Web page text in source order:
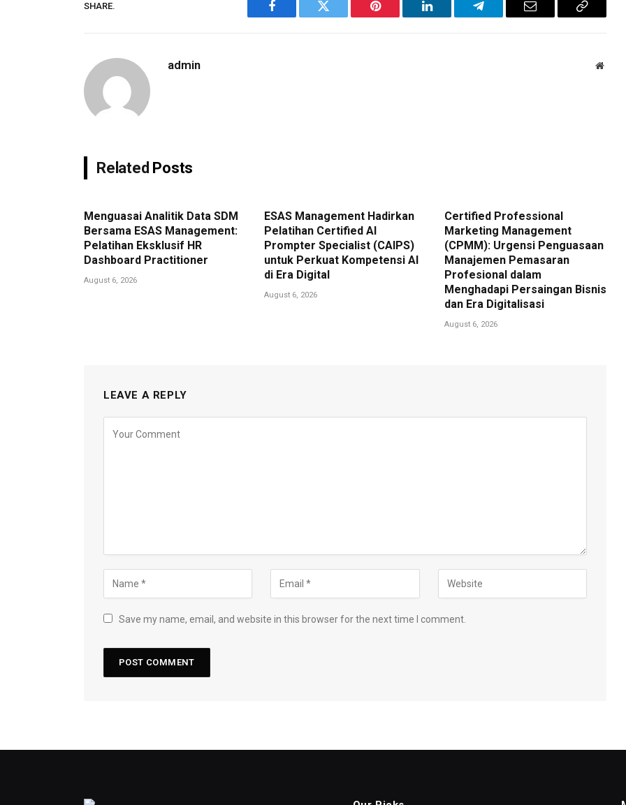
SHARE.
Facebook Twitter Pinterest LinkedIn Telegram Email
Copy
admin
Related Posts
Menguasai Analitik Data SDM
Bersama ESAS Management:
Pelatihan Eksklusif HR
Dashboard Practitioner
August 6, 2026
ESAS Management Hadirkan
Pelatihan Certified AI
Prompter Specialist (CAIPS)
untuk Perkuat Kompetensi AI
di Era Digital
August 6, 2026
Certified Professional
Marketing Management
(CPMM): Urgensi Penguasaan
Manajemen Pemasaran
Profesional dalam
Menghadapi Persaingan Bisnis
dan Era Digitalisasi
August 6, 2026
LEAVE A REPLY
Save my name, email, and website in this browser for the next time I comment.